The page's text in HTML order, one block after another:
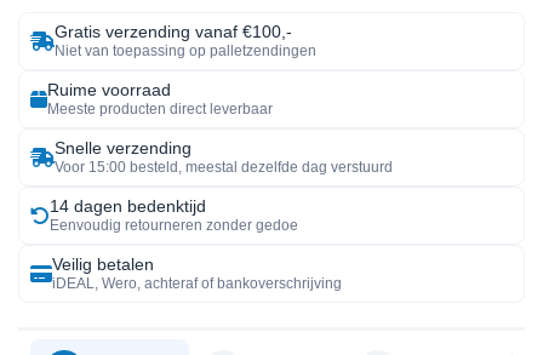
Gratis verzending vanaf €100,-
Niet van toepassing op palletzendingen
Ruime voorraad
Meeste producten direct leverbaar
Snelle verzending
Voor 15:00 besteld, meestal dezelfde dag verstuurd
14 dagen bedenktijd
Eenvoudig retourneren zonder gedoe
Veilig betalen
iDEAL, Wero, achteraf of bankoverschrijving